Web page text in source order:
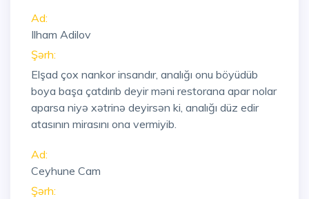
Ad:
Ilham Adilov
Şərh:
Elşad çox nankor insandır, analığı onu böyüdüb
boya başa çatdırıb deyir məni restorana apar nolar
aparsa niyə xətrinə deyirsən ki, analığı düz edir
atasının mirasını ona vermiyib.
Ad:
Ceyhune Cam
Şərh: